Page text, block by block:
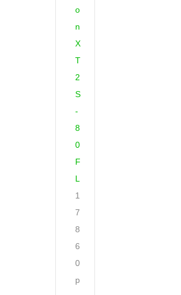
o
n
X
T
2
S
-
8
0
F
L
1
7
8
6
0
р